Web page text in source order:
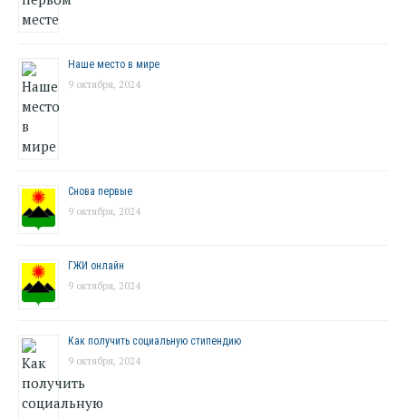
Наше место в мире
9 октября, 2024
Снова первые
9 октября, 2024
ГЖИ онлайн
9 октября, 2024
Как получить социальную стипендию
9 октября, 2024